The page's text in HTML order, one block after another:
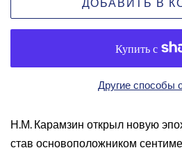
Другие способы
Н.М. Карамзин открыл новую
став основоположником